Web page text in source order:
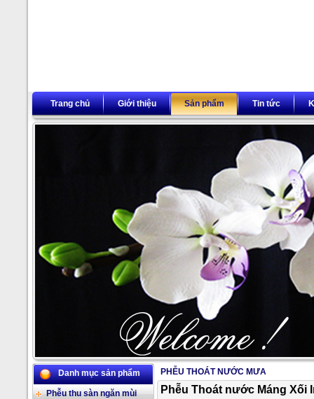
Trang chủ Giới thiệu Sản phẩm Tin tức
2/17
Danh mục sản phẩm
Phễu thu sàn ngăn mùi
PHỄU THOÁT NƯỚC MƯA
Phễu Thoát nước Máng Xối